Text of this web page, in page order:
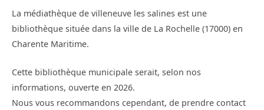
La médiathèque de villeneuve les salines est une
bibliothèque située dans la ville de La Rochelle (17000) en
Charente Maritime.
Cette bibliothèque municipale serait, selon nos
informations, ouverte en 2026.
Nous vous recommandons cependant, de prendre contact